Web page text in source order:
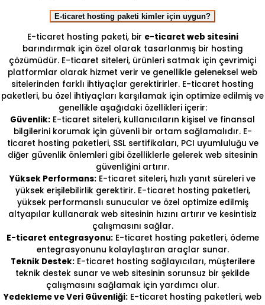
E-ticaret hosting paketi kimler için uygun?
E-ticaret hosting paketi, bir e-ticaret web sitesini
barındırmak için özel olarak tasarlanmış bir hosting
çözümüdür. E-ticaret siteleri, ürünleri satmak için çevrimiçi
platformlar olarak hizmet verir ve genellikle geleneksel web
sitelerinden farklı ihtiyaçlar gerektirirler. E-ticaret hosting
paketleri, bu özel ihtiyaçları karşılamak için optimize edilmiş ve
genellikle aşağıdaki özellikleri içerir:
Güvenlik: E-ticaret siteleri, kullanıcıların kişisel ve finansal
bilgilerini korumak için güvenli bir ortam sağlamalıdır. E-
ticaret hosting paketleri, SSL sertifikaları, PCI uyumluluğu ve
diğer güvenlik önlemleri gibi özelliklerle gelerek web sitesinin
güvenliğini artırır.
Yüksek Performans: E-ticaret siteleri, hızlı yanıt süreleri ve
yüksek erişilebilirlik gerektirir. E-ticaret hosting paketleri,
yüksek performanslı sunucular ve özel optimize edilmiş
altyapılar kullanarak web sitesinin hızını artırır ve kesintisiz
çalışmasını sağlar.
E-ticaret entegrasyonu:E-ticaret hosting paketleri, ödeme
entegrasyonunu kolaylaştıran araçlar sunar.
Teknik Destek:E-ticaret hosting sağlayıcıları, müşterilere
teknik destek sunar ve web sitesinin sorunsuz bir şekilde
çalışmasını sağlamak için yardımcı olur.
Yedekleme ve Veri Güvenliği: E-ticaret hosting paketleri, web